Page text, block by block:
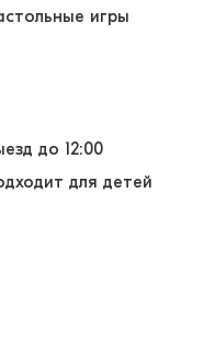
игры
до 12:00
для детей